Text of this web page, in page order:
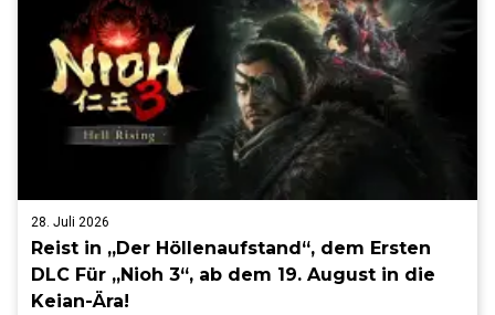
28. Juli 2026
Reist in „Der Höllenaufstand“, dem Ersten
DLC Für „Nioh 3“, ab dem 19. August in die
Keian-Ära!